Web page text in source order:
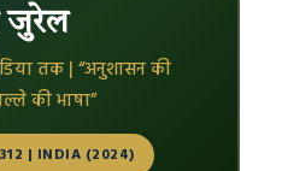
जुरेल
तक | “अनुशासन की
की भाषा”
| INDIA (2024)